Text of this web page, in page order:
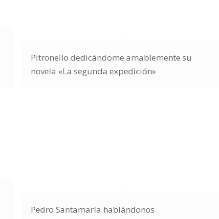
Pitronello dedicándome amablemente su
novela «La segunda expedición»
Pedro Santamaría hablándonos